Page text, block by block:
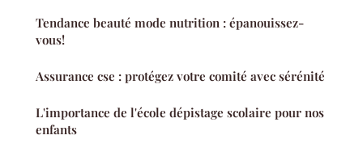
Tendance beauté mode nutrition : épanouissez-
vous!
Assurance cse : protégez votre comité avec sérénité
L'importance de l'école dépistage scolaire pour nos
enfants